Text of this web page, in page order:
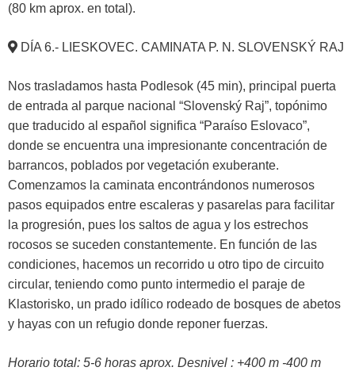
(80 km aprox. en total).
DÍA 6.- LIESKOVEC. CAMINATA P. N. SLOVENSKÝ RAJ
Nos trasladamos hasta Podlesok (45 min), principal puerta
de entrada al parque nacional “Slovenský Raj”, topónimo
que traducido al español significa “Paraíso Eslovaco”,
donde se encuentra una impresionante concentración de
barrancos, poblados por vegetación exuberante.
Comenzamos la caminata encontrándonos numerosos
pasos equipados entre escaleras y pasarelas para facilitar
la progresión, pues los saltos de agua y los estrechos
rocosos se suceden constantemente. En función de las
condiciones, hacemos un recorrido u otro tipo de circuito
circular, teniendo como punto intermedio el paraje de
Klastorisko, un prado idílico rodeado de bosques de abetos
y hayas con un refugio donde reponer fuerzas.
Horario total: 5-6 horas aprox. Desnivel : +400 m -400 m